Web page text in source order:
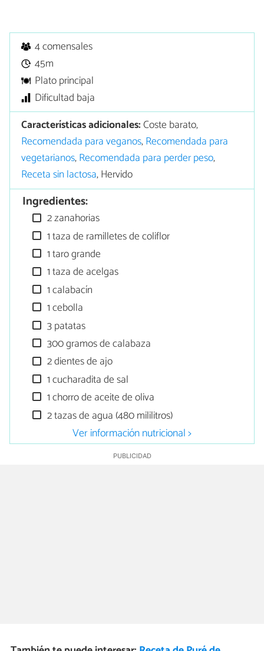
4 comensales
45m
Plato principal
Dificultad baja
Características adicionales:Coste barato,
Recomendada para veganos,Recomendada para
vegetarianos,Recomendada para perder peso,
Receta sin lactosa, Hervido
Ingredientes:
2 zanahorias
1 taza de ramilletes de coliflor
1 taro grande
1 taza de acelgas
1 calabacín
1 cebolla
3 patatas
300 gramos de calabaza
2 dientes de ajo
1 cucharadita de sal
1 chorro de aceite de oliva
2 tazas de agua (480 mililitros)
Ver información nutricional >